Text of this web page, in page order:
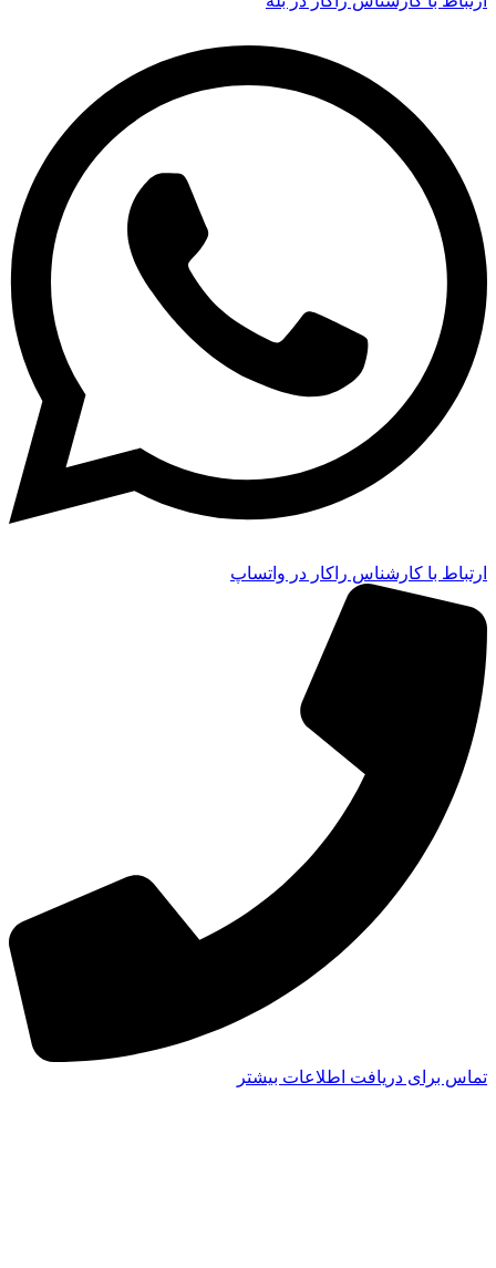
ارتباط با کارشناس راکار در واتساپ
تماس برای دریافت اطلاعات بیشتر